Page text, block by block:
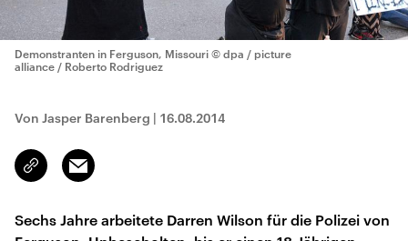
Demonstranten in Ferguson, Missouri © dpa / picture
alliance / Roberto Rodriguez
Von Jasper Barenberg | 16.08.2014
Link
kopieren/teilen
Email
Sechs Jahre arbeitete Darren Wilson für die Polizei von